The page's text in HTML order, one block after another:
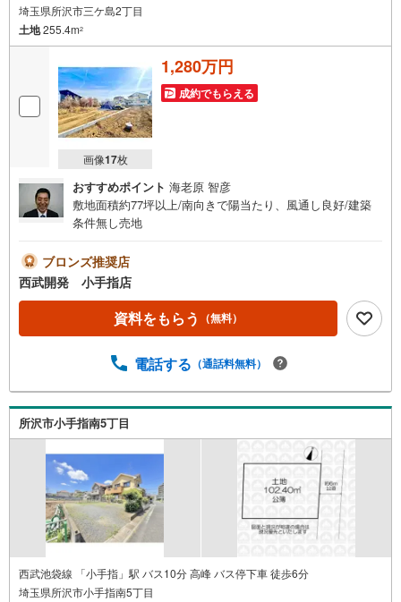
埼玉県所沢市三ケ島2丁目
土地255.4m2
画像17枚
1,280万円
成約でもらえる
おすすめポイント 海老原 智彦
敷地面積約77坪以上/南向きで陽当たり、風通し良好/建築
条件無し売地
ブロンズ推奨店
西武開発 小手指店
資料をもらう （無料）
電話する （通話料無料）
所沢市小手指南5丁目
西武池袋線 「小手指」駅 バス10分 高峰 バス停下車 徒歩6分
埼玉県所沢市小手指南5丁目